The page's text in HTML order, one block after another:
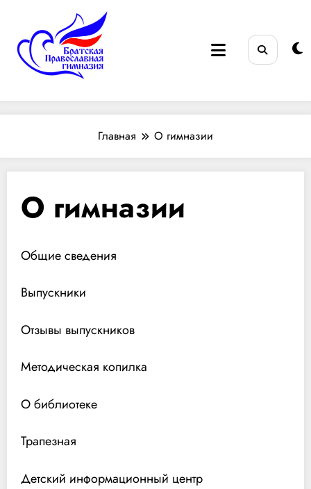
содержимому
гимназияГлавная О гимназии
О гимназии
Общие сведения
Выпускники
Отзывы выпускников
Методическая копилка
О библиотеке
Трапезная
Детский информационный центр